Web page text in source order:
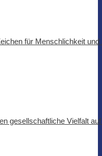
für Menschlichkeit
gesellschaftliche Vielfalt